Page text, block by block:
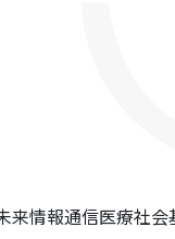
来情報通信医療社会